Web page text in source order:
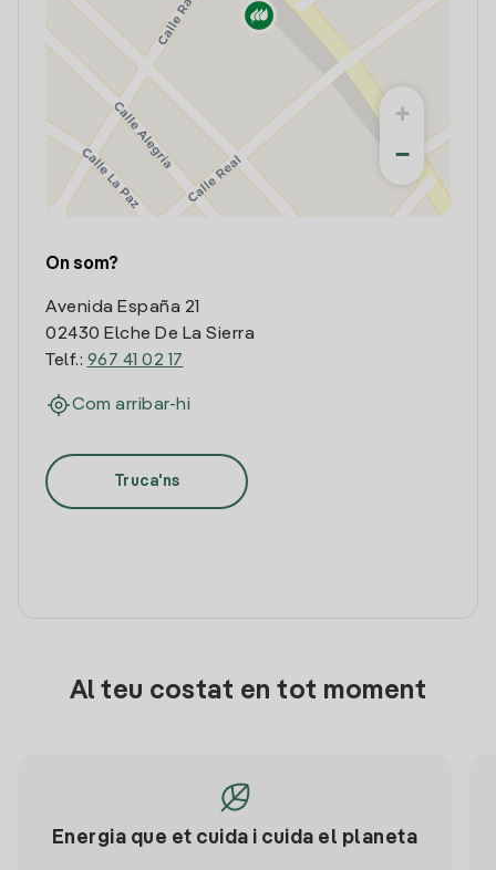
+
−
On som?
Avenida España 21
02430 Elche De La Sierra
Telf.: 967 41 02 17
Com arribar-hi
Truca'ns
Al teu costat en tot moment
Energia que et cuida i cuida el planeta